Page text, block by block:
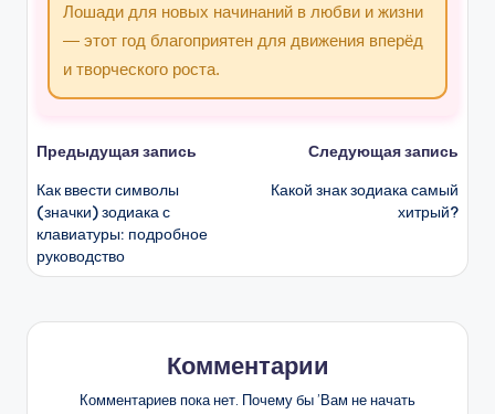
Лошади для новых начинаний в любви и жизни
— этот год благоприятен для движения вперёд
и творческого роста.
Навигация
записи
Предыдущая запись
Как ввести символы
(значки) зодиака с
клавиатуры: подробное
руководство
Следующая запись
Какой знак зодиака самый
хитрый?
Комментарии
Комментариев пока нет. Почему бы ’Вам не начать